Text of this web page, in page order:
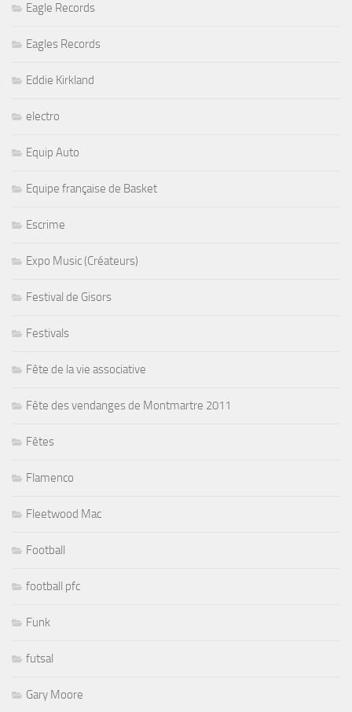
Eagle Records
Eagles Records
Eddie Kirkland
electro
Equip Auto
Equipe française de Basket
Escrime
Expo Music (Créateurs)
Festival de Gisors
Festivals
Fête de la vie associative
Fête des vendanges de Montmartre 2011
Fêtes
Flamenco
Fleetwood Mac
Football
football pfc
Funk
futsal
Gary Moore